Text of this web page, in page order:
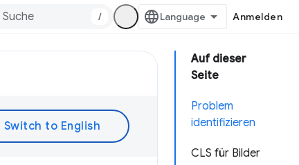
/ Anmelden
Auf dieser
Seite
Problem
identifizieren
CLS für Bilder